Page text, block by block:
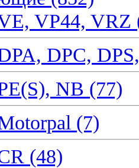
VP44, VRZ
DPC,
NB (77)
(7)
(48)